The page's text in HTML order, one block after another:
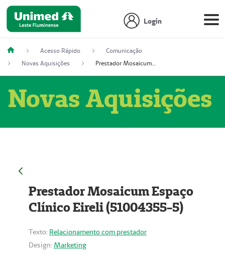
Login
Acesso Rápido
Comunicação
Novas Aquisições
Prestador Mosaicum Espaço Clínico Eireli (51004355-5)
Novas Aquisições
Prestador Mosaicum Espaço
Clínico Eireli (51004355-5)
Texto: Relacionamento com prestador
Design: Marketing